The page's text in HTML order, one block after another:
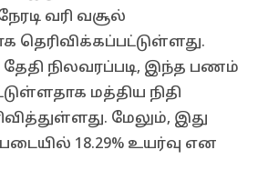
வரி வசூல்
தெரிவிக்கப்பட்டுள்ளது.
நிலவரப்படி, இந்த பணம்
மத்திய நிதி
மேலும், இது
18.29% உயர்வு என